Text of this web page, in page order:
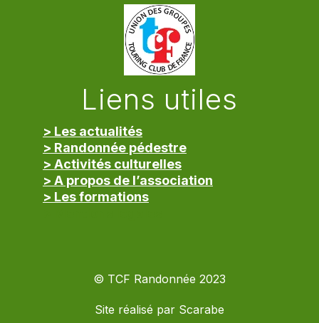
Liens utiles
> Les actualités
> Randonnée pédestre
> Activités culturelles
> A propos de l’association
> Les formations
© TCF Randonnée 2023
Site réalisé par Scarabe